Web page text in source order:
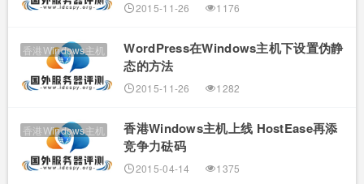
2015-11-26 1176
香港Windows主机
WordPress在Windows主机下设置伪静
态的方法
2015-11-26 1282
香港Windows主机
香港Windows主机上线 HostEase再添
竞争力砝码
2015-04-14 1375